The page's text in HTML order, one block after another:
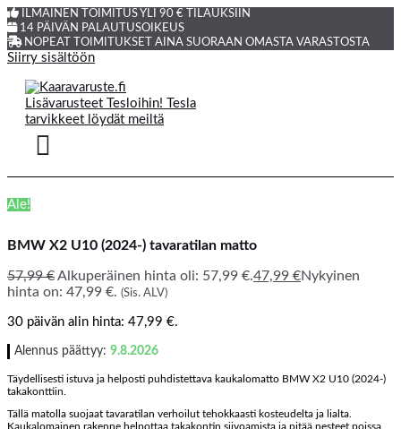
ILMAINEN TOIMITUS YLI 90 € TILAUKSIIN
14 PÄIVÄN PALAUTUSOIKEUS
NOPEAT TOIMITUKSET AINA SUORAAN OMASTA VARASTOSTA
Siirry sisältöön
Ale!
BMW X2 U10 (2024-) tavaratilan matto
57,99€ Alkuperäinen hinta oli: 57,99 €.47,99 €Nykyinen
hinta on: 47,99 €. (Sis. ALV)
30 päivän alin hinta: 47,99 €.
Alennus päättyy: 9.8.2026
Täydellisesti istuva ja helposti puhdistettava kaukalomatto BMW X2 U10 (2024-)
takakonttiin.
Tällä matolla suojaat tavaratilan verhoilut tehokkaasti kosteudelta ja lialta.
Kaukalomainen rakenne helpottaa takakontin siivoamista ja pitää nesteet poissa